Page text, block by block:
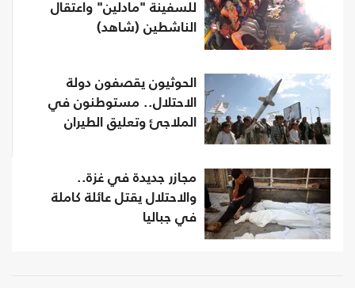
للسفينة "مادلين" واعتقال
الناشطين (شاهد)
الحوثيون يقصفون دولة
الاحتلال.. مستوطنون في
الملاجئ وتعليق الطيران
مجازر جديدة في غزة..
والاحتلال يقتل عائلة كاملة
في جباليا